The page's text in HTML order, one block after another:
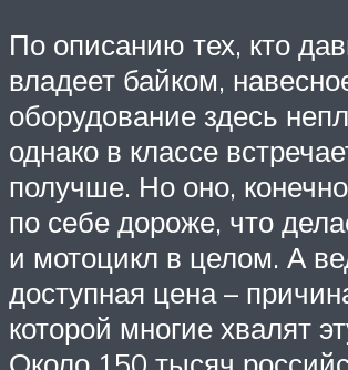
По описанию тех, кто
владеет байком,
оборудование здесь
однако в классе
получше. Но оно,
по себе дороже, что
и мотоцикл в целом. А
доступная цена –
которой многие хвалят